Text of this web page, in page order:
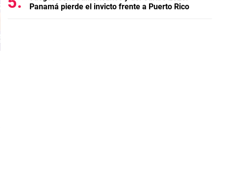
Panamá pierde el invicto frente a Puerto Rico